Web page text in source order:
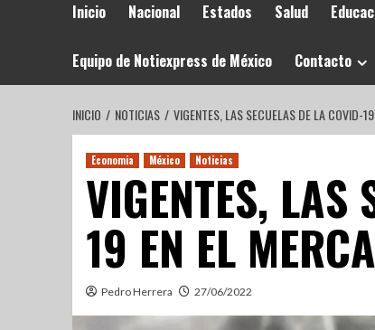
Inicio Nacional Estados Salud
Equipo de Notiexpress de México Contacto
INICIO NOTICIAS VIGENTES, LAS SECUELAS DE LA COVID-
Economia México Noticias
VIGENTES, LAS
19 EN EL
Pedro Herrera 27/06/2022